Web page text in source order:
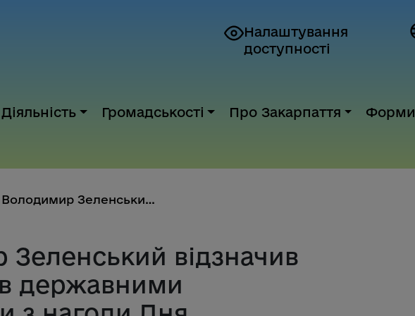
Налаштування
доступності
Діяльність Громадськості Про Закарпаття Форми
Володимир Зеленський відзначив...
відзначив
державними